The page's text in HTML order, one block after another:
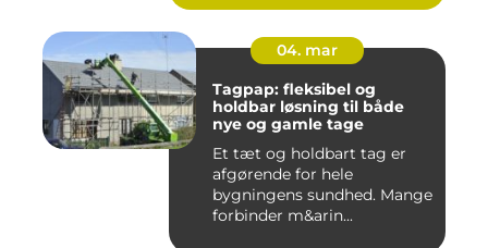
04. mar
Tagpap: fleksibel og
holdbar løsning til både
nye og gamle tage
Et tæt og holdbart tag er
afgørende for hele
bygningens sundhed. Mange
forbinder m&arin...